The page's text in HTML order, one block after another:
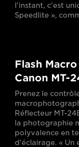
l'instant, c'est
Speedlite »,
Flash
Canon MT-
Prenez le
Réflecteur MT-
la photographie
polyvalence en
d'éclairage. « Un